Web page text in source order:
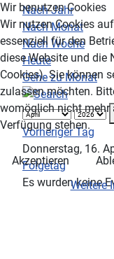
Nach Jahr
Nach Monat
Nach Woche
Heute
Gehe zu Monat
Vorheriger Tag
Donnerstag, 16.
Folgetag
Es wurden keine
Wir benutzen Cookies
Wir nutzen Cookies
essenziell für den
diese Website und die
Cookies). Sie können
zulassen möchten.
womöglich nicht mehr
Verfügung stehen.
Akzeptieren
Weitere